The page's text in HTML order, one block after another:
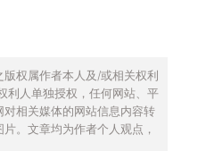
权属作者本人及/或相关权利
利人单独授权，任何网站、平
相关媒体的网站信息内容转
。文章均为作者个人观点，